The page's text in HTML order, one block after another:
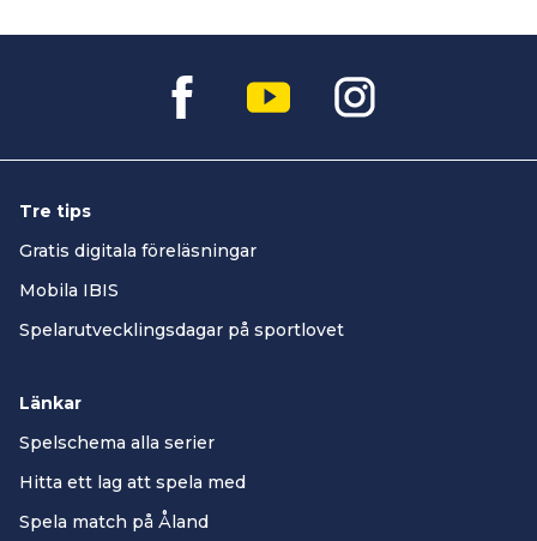
Tre tips
Gratis digitala föreläsningar
Mobila IBIS
Spelarutvecklingsdagar på sportlovet
Länkar
Spelschema alla serier
Hitta ett lag att spela med
Spela match på Åland